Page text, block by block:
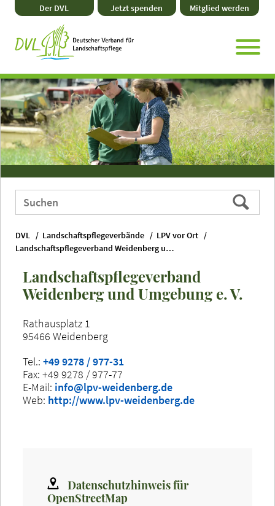
Direkt
zum
Zum
Hauptmenü
Zum
Seitenende
Zur
Website-
Der DVL Jetzt spenden Mitglied werden
Webauftritt
durchsuchen
Suchen
DVL Landschaftspflegeverbände
LPV vor Ort
Landschaftspflegeverband Weidenberg und Umgebung e. V.
Landschaftspflegeverband
Weidenberg und Umgebung e. V.
Rathausplatz 1
95466 Weidenberg
Tel.: +49 9278 / 977-31
Fax: +49 9278 / 977-77
E-Mail: info@lpv-weidenberg.de
Web: http://www.lpv-weidenberg.de
Datenschutzhinweis für
OpenStreetMap